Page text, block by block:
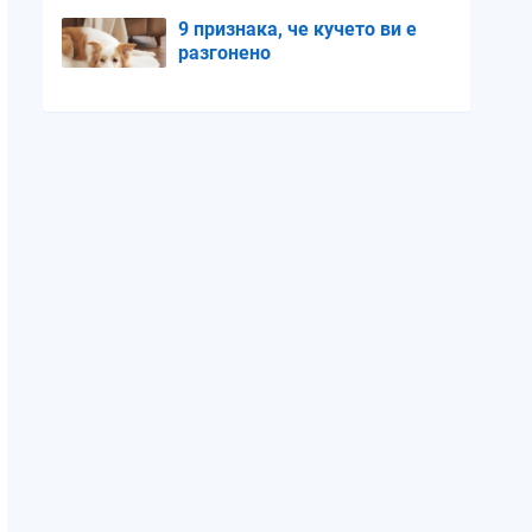
9 признака, че кучето ви е
разгонено